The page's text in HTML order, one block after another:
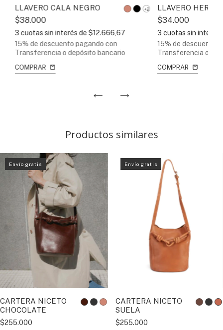
LLAVERO CALA NEGRO +2
$38.000
3 cuotas sin interés de$12.666,67
15% de descuento pagando con
Transferencia o depósito bancario
COMPRAR
LLAVERO
$34.000
3 cuotas sin interés
15% de descuento
Transferencia o
COMPRAR
Productos similares
Envío gratis
CARTERA NICETO
CHOCOLATE
$255.000
Envío gratis
CARTERA NICETO
SUELA
$255.000